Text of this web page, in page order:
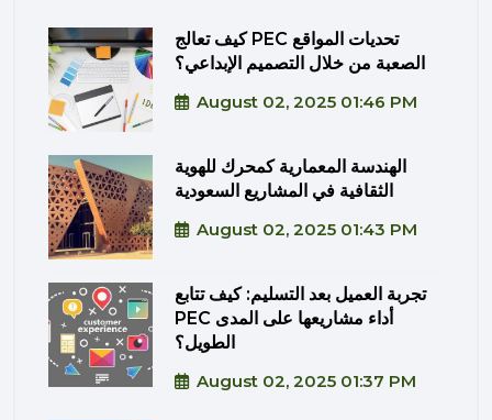
كيف تعالج PEC تحديات المواقع
الصعبة من خلال التصميم الإبداعي؟
August 02, 2025 01:46 PM
الهندسة المعمارية كمحرك للهوية
الثقافية في المشاريع السعودية
August 02, 2025 01:43 PM
تجربة العميل بعد التسليم: كيف تتابع
PEC أداء مشاريعها على المدى
الطويل؟
August 02, 2025 01:37 PM